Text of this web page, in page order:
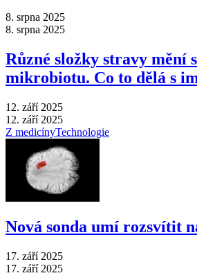
8. srpna 2025
8. srpna 2025
Různé složky stravy mění
mikrobiotu. Co to dělá s
12. září 2025
12. září 2025
Z medicínyTechnologie
Nová sonda umí rozsvítit
17. září 2025
17. září 2025